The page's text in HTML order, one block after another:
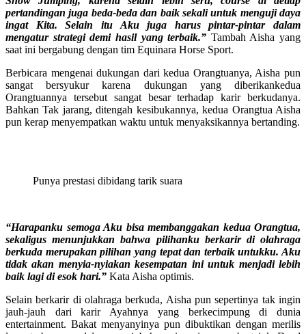
pertandingan juga beda-beda dan baik sekali untuk menguji daya
ingat Kita. Selain itu Aku juga harus pintar-pintar dalam
mengatur strategi demi hasil yang terbaik.” Tambah Aisha yang
saat ini bergabung dengan tim Equinara Horse Sport.
Berbicara mengenai dukungan dari kedua Orangtuanya, Aisha pun
sangat bersyukur karena dukungan yang diberikankedua
Orangtuannya tersebut sangat besar terhadap karir berkudanya.
Bahkan Tak jarang, ditengah kesibukannya, kedua Orangtua Aisha
pun kerap menyempatkan waktu untuk menyaksikannya bertanding.
Punya prestasi dibidang tarik suara
“Harapanku semoga Aku bisa membanggakan kedua Orangtua,
sekaligus menunjukkan bahwa pilihanku berkarir di olahraga
berkuda merupakan pilihan yang tepat dan terbaik untukku. Aku
tidak akan menyia-nyiakan kesempatan ini untuk menjadi lebih
baik lagi di esok hari.” Kata Aisha optimis.
Selain berkarir di olahraga berkuda, Aisha pun sepertinya tak ingin
jauh-jauh dari karir Ayahnya yang berkecimpung di dunia
entertainment. Bakat menyanyinya pun dibuktikan dengan merilis